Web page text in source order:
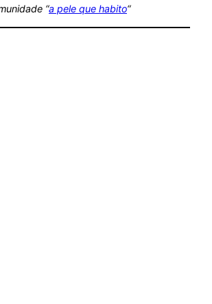
“a pele que habito“